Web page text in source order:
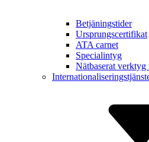
Betjäning­stider
Ursprungs­certifikat
ATA carnet
Specialintyg
Nätbaserat